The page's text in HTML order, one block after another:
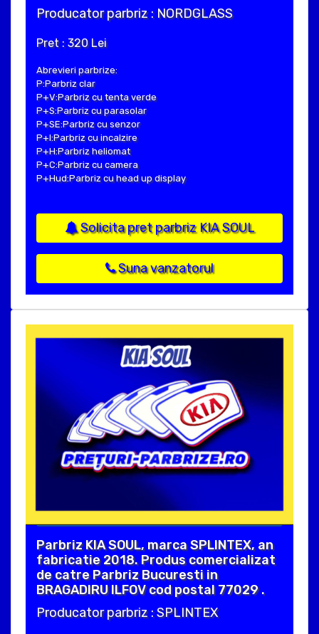
Producator parbriz : NORDGLASS
Pret : 320 Lei
Abrevieri parbrize:
P:Parbriz clar
P+V:Parbriz cu tenta verde
P+S:Parbriz cu parasolar
P+SE:Parbriz cu senzor
P+I:Parbriz cu incalzire
P+H:Parbriz heliomat
P+C:Parbriz cu camera
P+Hud:Parbriz cu head up display
Solicita pret parbriz KIA SOUL
Suna vanzatorul
Parbriz KIA SOUL, marca SPLINTEX, an
fabricatie 2018. Produs comercializat
de catre Parbriz Bucuresti in
BRAGADIRU ILFOV cod postal 77029 .
Producator parbriz : SPLINTEX